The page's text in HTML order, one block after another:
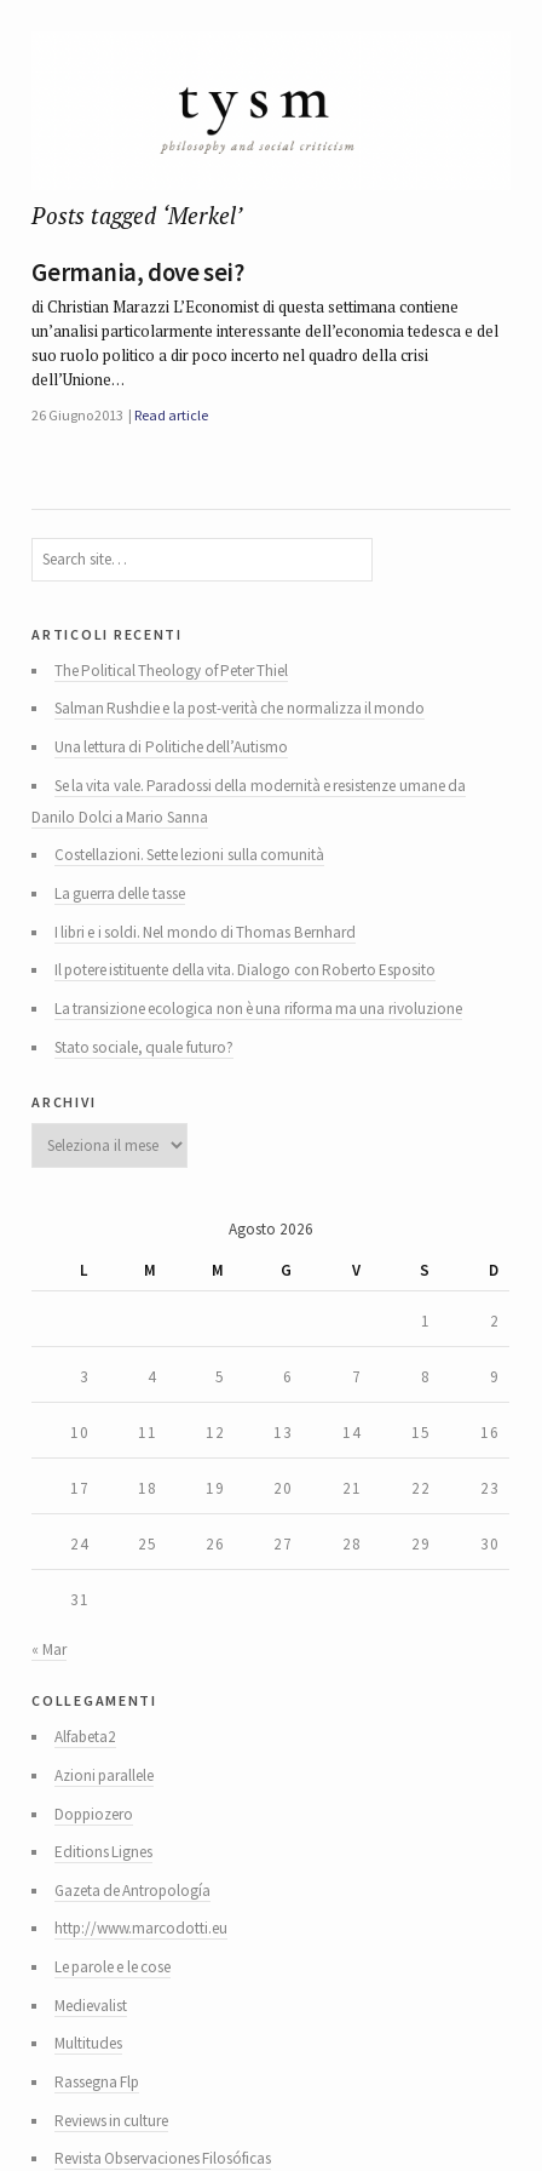
Posts tagged ‘Merkel’
Germania, dove sei?
di Christian Marazzi L’Economist di questa settimana contiene
un’analisi particolarmente interessante dell’economia tedesca e del
suo ruolo politico a dir poco incerto nel quadro della crisi
dell’Unione…
26 Giugno 2013 Read article
articoli recenti
The Political Theology of Peter Thiel
Salman Rushdie e la post-verità che normalizza il mondo
Una lettura di Politiche dell’Autismo
Se la vita vale. Paradossi della modernità e resistenze umane da
Danilo Dolci a Mario Sanna
Costellazioni. Sette lezioni sulla comunità
La guerra delle tasse
I libri e i soldi. Nel mondo di Thomas Bernhard
Il potere istituente della vita. Dialogo con Roberto Esposito
La transizione ecologica non è una riforma ma una rivoluzione
Stato sociale, quale futuro?
archivi
Archivi
Agosto 2026
L
M M G V S D
1 2
3 4 5 6 7 8 9
10 11 12 13 14 15 16
17 18 19 20 21 22 23
24 25 26 27 28 29 30
31
« Mar
collegamenti
Alfabeta2
Azioni parallele
Doppiozero
Editions Lignes
Gazeta de Antropología
http://www.marcodotti.eu
Le parole e le cose
Medievalist
Multitudes
Rassegna Flp
Reviews in culture
Revista Observaciones Filosóficas